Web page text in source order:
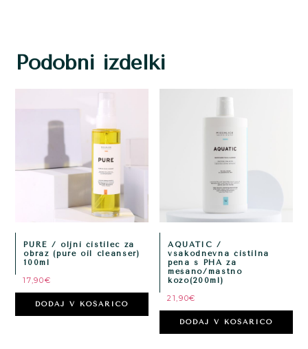
Podobni izdelki
PURE / oljni čistilec za
obraz (pure oil cleanser)
100ml
17,90€
DODAJ V KOŠARICO
AQUATIC /
vsakodnevna čistilna
pena s PHA za
mešano/mastno
kožo(200ml)
21,90€
DODAJ V KOŠARICO